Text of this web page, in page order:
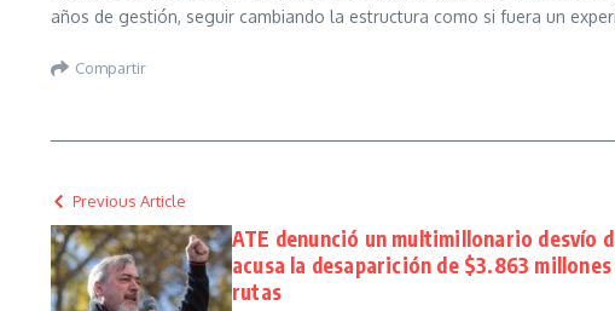
años de gestión, seguir cambiando la estructura como si fuera un
Compartir
Previous Article
ATE denunció un multimillonario desvío
acusa la desaparición de $3.863
rutas